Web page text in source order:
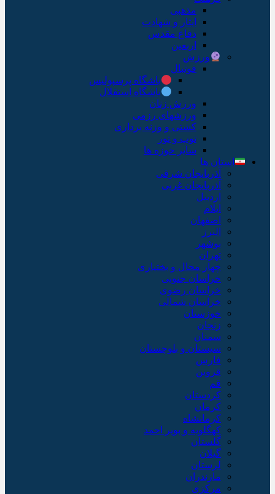
مذهبی
ایثار و شهادت
دفاع مقدس
اربعین
ورزش
فوتبال
باشگاه پرسپولیس
باشگاه استقلال
ورزش زنان
ورزشهای رزمی
کشتی و وزنه برداری
توپ و تور
سایر حوزه ها
استان ها
آذربایجان شرقی
آذربایجان غربی
اردبیل
ایلام
اصفهان
البرز
بوشهر
تهران
چهار محال و بختیاری
خراسان جنوبی
خراسان رضوی
خراسان شمالی
خوزستان
زنجان
سمنان
سیستان و بلوچستان
فارس
قزوین
قم
کردستان
کرمان
کرمانشاه
کهگلویه و بویر احمد
گلستان
گیلان
لرستان
مازندران
مرکزی